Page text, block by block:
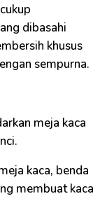
dibasahi
khusus
sempurna.
meja kaca
kaca, benda
membuat kaca